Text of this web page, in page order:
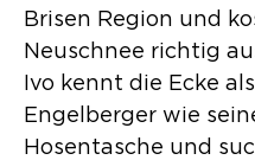
Brisen Region und
Neuschnee richtig
Ivo kennt die Ecke als
Engelberger wie
Hosentasche und